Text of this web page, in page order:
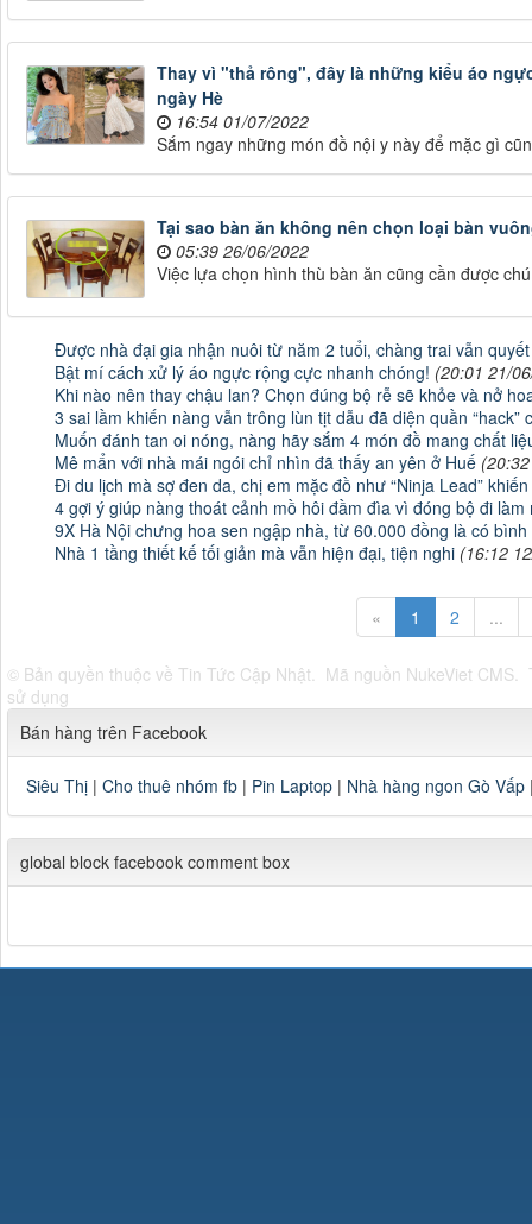
Thay vì "thả rông", đây là những kiểu áo
ngày Hè
16:54 01/07/2022
Sắm ngay những món đồ nội y này để mặc gì
Tại sao bàn ăn không nên chọn loại bàn
05:39 26/06/2022
Việc lựa chọn hình thù bàn ăn cũng cần được
Được nhà đại gia nhận nuôi từ năm 2 tuổi, chàng trai vẫn
Bật mí cách xử lý áo ngực rộng cực nhanh chóng! (20:01 21/
Khi nào nên thay chậu lan? Chọn đúng bộ rễ sẽ khỏe và nở
3 sai lầm khiến nàng vẫn trông lùn tịt dẫu đã diện quần “hack”
Muốn đánh tan oi nóng, nàng hãy sắm 4 món đồ mang chất
Mê mẩn với nhà mái ngói chỉ nhìn đã thấy an yên ở Huế
Đi du lịch mà sợ đen da, chị em mặc đồ như “Ninja Lead”
4 gợi ý giúp nàng thoát cảnh mồ hôi đầm đìa vì đóng bộ đi làm
9X Hà Nội chưng hoa sen ngập nhà, từ 60.000 đồng là có
Nhà 1 tầng thiết kế tối giản mà vẫn hiện đại, tiện nghi (16:12
« 1 2 ...
© Bản quyền thuộc về Tin Tức Cập Nhật. Mã nguồn NukeViet CMS.
sử dụng
Bán hàng trên Facebook
Siêu Thị | Cho thuê nhóm fb | Pin Laptop | Nhà hàng ngon Gò Vấp
global block facebook comment box